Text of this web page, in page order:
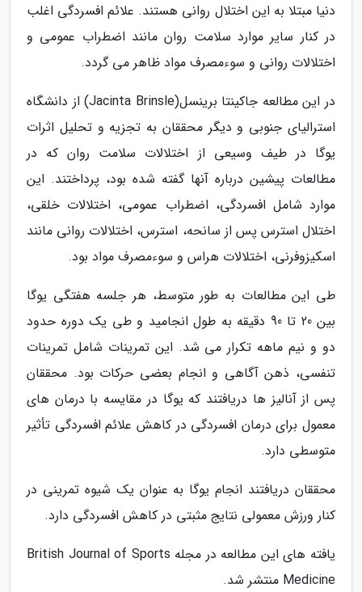
دنیا مبتلا به این اختلال روانی هستند. علائم افسردگی اغلب
در کنار سایر موارد سلامت روان مانند اضطراب عمومی و
اختلالات روانی و سوءمصرف مواد ظاهر می گردد.
در این مطالعه جاکینتا برینسل(Jacinta Brinsle) از دانشگاه
استرالیای جنوبی و دیگر محققان به تجزیه و تحلیل اثرات
یوگا در طیف وسیعی از اختلالات سلامت روان که در
مطالعات پیشین درباره آنها گفته شده بود، پرداختند. این
موارد شامل افسردگی، اضطراب عمومی، اختلالات خلقی،
اختلال استرس پس از سانحه، استرس، اختلالات روانی مانند
اسکیزوفرنی، اختلالات هراس و سوءمصرف مواد بود.
طی این مطالعات به طور متوسط، هر جلسه هفتگی یوگا
بین 20 تا 90 دقیقه به طول انجامید و طی یک دوره حدود
دو و نیم ماهه تکرار می شد. این تمرینات شامل تمرینات
تنفسی، ذهن آگاهی و انجام بعضی حرکات بود. محققان
پس از آنالیز ها دریافتند که یوگا در مقایسه با درمان های
معمول برای درمان افسردگی در کاهش علائم افسردگی تأثیر
متوسطی دارد.
محققان دریافتند انجام یوگا به عنوان یک شیوه تمرینی در
کنار ورزش معمولی نتایج مثبتی در کاهش افسردگی دارد.
یافته های این مطالعه در مجله British Journal of Sports
Medicine منتشر شد.